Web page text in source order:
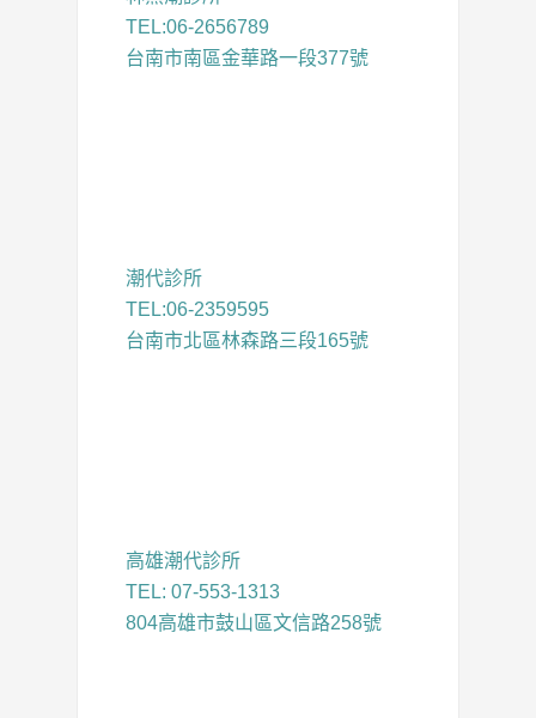
TEL:06-2656789
台南市南區金華路一段377號
潮代診所
TEL:06-2359595
台南市北區林森路三段165號
高雄潮代診所
TEL: 07-553-1313
804高雄市鼓山區文信路258號